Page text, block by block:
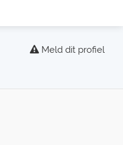
Meld dit profiel